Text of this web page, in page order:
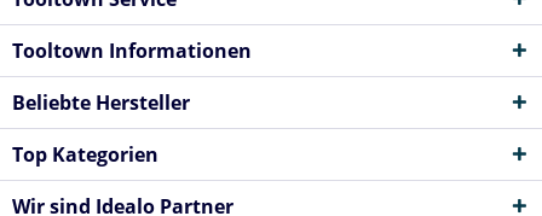
Tooltown Informationen
Beliebte Hersteller
Top Kategorien
Wir sind Idealo Partner